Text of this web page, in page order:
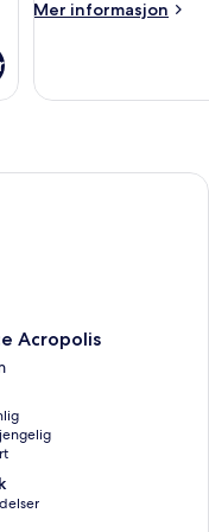
Mer informasjon
Mer
Room
Balcony
Acropolis